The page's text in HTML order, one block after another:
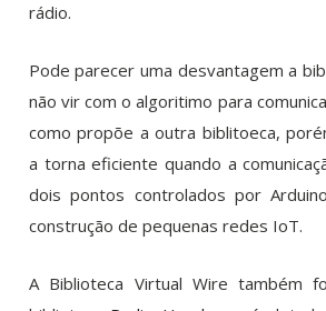
rádio.
Pode parecer uma desvantagem a
não vir com o algoritimo para
como propõe a outra biblitoeca,
a torna eficiente quando a
dois pontos controlados por
construção de pequenas redes IoT.
A Biblioteca Virtual Wire também